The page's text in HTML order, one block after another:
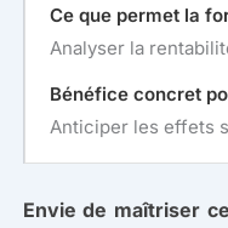
Analyser la
Anticiper les effets
Envie de maîtriser